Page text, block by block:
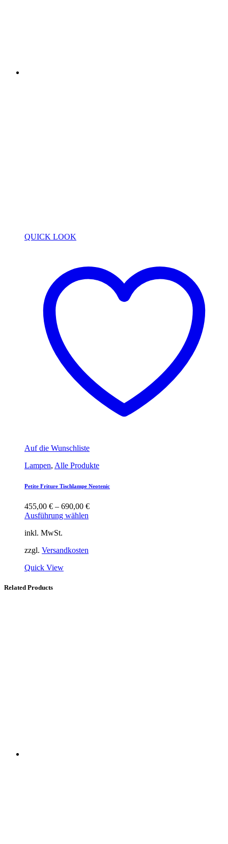
QUICK LOOK
Auf die Wunschliste
Lampen, Alle Produkte
Petite Friture Tischlampe Neotenic
455,00 € – 690,00 €
Ausführung wählen
inkl. MwSt.
zzgl. Versandkosten
Quick View
Related Products